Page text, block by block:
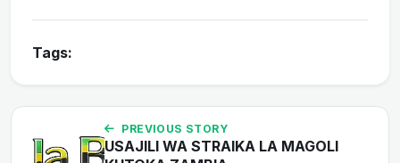
Tags:
PREVIOUS STORY
USAJILI WA STRAIKA LA MAGOLI